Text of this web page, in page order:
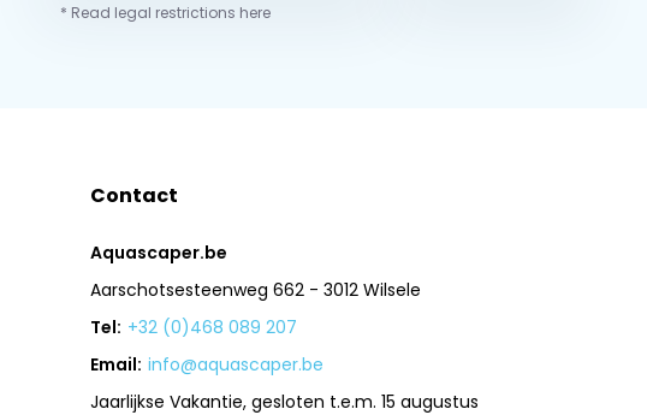
* Read legal restrictions here
Contact
Aquascaper.be
Aarschotsesteenweg 662 - 3012 Wilsele
Tel: +32 (0)468 089 207
Email: info@aquascaper.be
Jaarlijkse Vakantie, gesloten t.e.m. 15 augustus